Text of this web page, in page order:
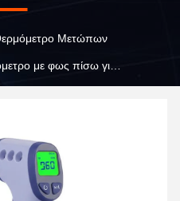
Μετώπων
με φως πίσω για